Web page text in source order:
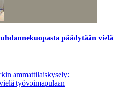
päädytään vielä
ammattilaiskysely:
työvoimapulaan